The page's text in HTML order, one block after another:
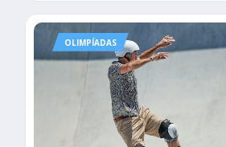
OLIMPÍADAS